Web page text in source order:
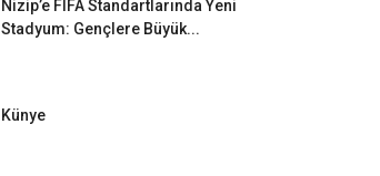
Nizip’e FIFA Standartlarında Yeni
Stadyum: Gençlere Büyük...
Künye